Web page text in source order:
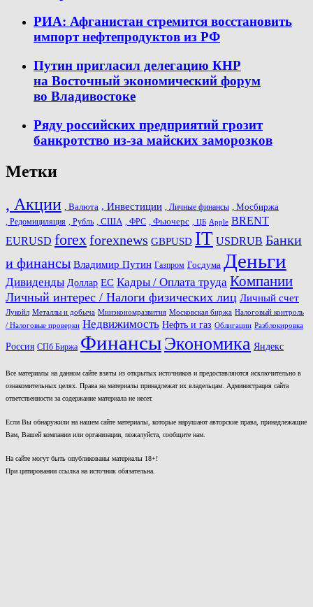
РИА: Афганистан стремится восстановить
импорт нефтепродуктов из РФ
Путин пригласил делегацию КНР
на Восточный экономический форум
во Владивостоке
Ряду российских предприятий грозит
банкротство из-за майских заморозков
Метки
, Акции , Валюта , Инвестиции , Личные финансы , Мосбиржа
, Редомициляция , Рубль , США , ФРС , Фьючерс , ЦБ Apple BRENT
EURUSD forexforexnews GBPUSD IT USDRUB Банки
и финансы Владимир Путин Газпром Госдума Деньги
Дивиденды Доллар ЕС Кадры / Оплата труда Компании
Личный интерес / Налоги физических лиц Личный счет
Лукойл Металлы и добыча Минэкономразвития Московская биржа Налоговый контроль
/ Налоговые проверки Недвижимость Нефть и газ Облигации Разблокировка
Россия СПб Биржа ФинансыЭкономика Яндекс
Все материалы на данном сайте взяты из открытых источников и предоставляются исключительно в
ознакомительных целях. Права на материалы принадлежат их владельцам. Администрация сайта
ответственности за содержание материала не несет.
Если Вы обнаружили на нашем сайте материалы, которые нарушают авторские права, принадлежащие
Вам, Вашей компании или организации, пожалуйста, сообщите нам.
На сайте могут быть опубликованы материалы 18+!
При цитировании ссылка на источник обязательна.